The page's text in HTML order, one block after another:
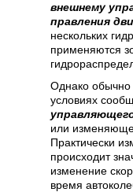
внешнему
правления
нескольких
применяются
Однако
условиях
или
Практически
происходит
изменение
время